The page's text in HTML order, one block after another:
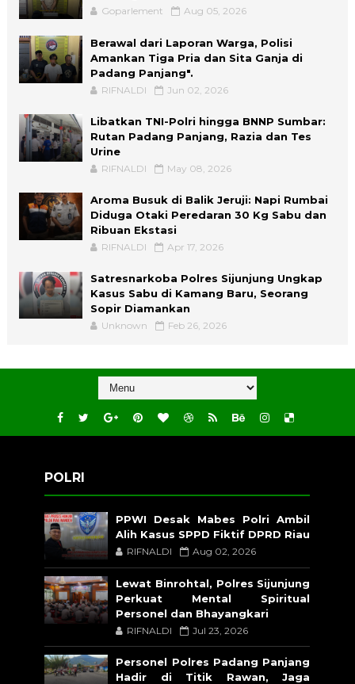
Goparlement Aug 05, 2026
Berawal dari Laporan Warga, Polisi
Amankan Tiga Pria dan Sita Ganja di
Padang Panjang".
RIFNALDI Jun 02, 2026
Libatkan TNI-Polri hingga BNNP Sumbar:
Rutan Padang Panjang, Razia dan Tes
Urine
RIFNALDI May 08, 2026
Aroma Busuk di Balik Jeruji: Napi Rumbai
Diduga Otaki Peredaran 30 Kg Sabu dan
Ribuan Ekstasi
RIFNALDI Apr 17, 2026
Satresnarkoba Polres Sijunjung Ungkap
Kasus Sabu di Kamang Baru, Seorang
Sopir Diamankan
Unknown Feb 26, 2026
POLRI
PPWI Desak Mabes Polri Ambil
Alih Kasus SPPD Fiktif DPRD Riau
RIFNALDI Aug 02, 2026
Lewat Binrohtal, Polres Sijunjung
Perkuat Mental Spiritual
Personel dan Bhayangkari
RIFNALDI Jul 23, 2026
Personel Polres Padang Panjang
Hadir di Titik Rawan, Jaga